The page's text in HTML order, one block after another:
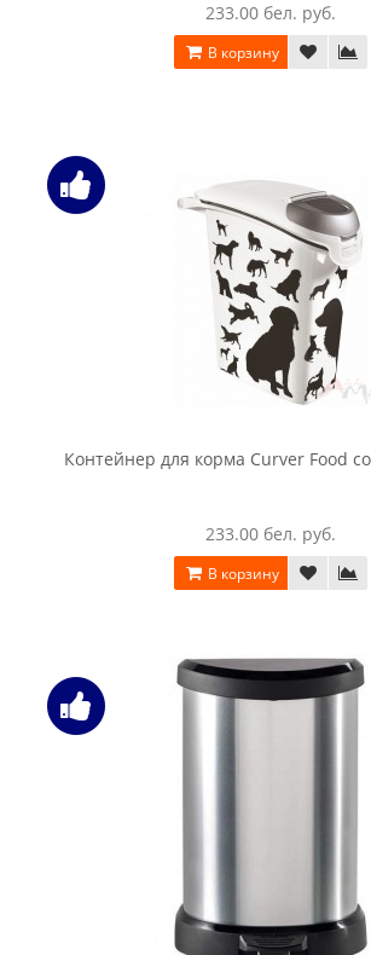
233.00 бел. руб.
В корзину
Контейнер для корма Curver Food
233.00 бел. руб.
В корзину